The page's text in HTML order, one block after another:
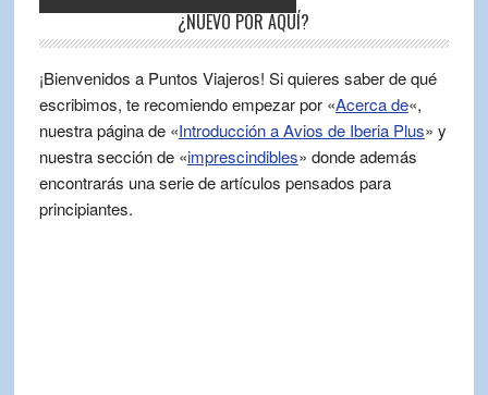
¿NUEVO POR AQUÍ?
¡Bienvenidos a Puntos Viajeros! Si quieres saber de qué
escribimos, te recomiendo empezar por «Acerca de«,
nuestra página de «Introducción a Avios de Iberia Plus» y
nuestra sección de «imprescindibles» donde además
encontrarás una serie de artículos pensados para
principiantes.